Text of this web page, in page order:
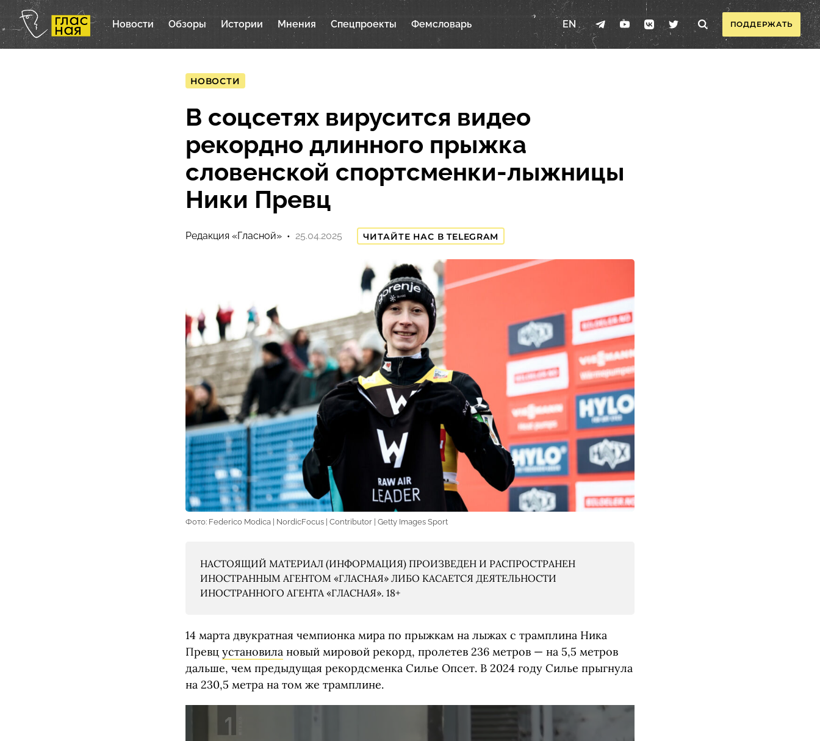
Новости Обзоры Истории Мнения Спецпроекты Фемсловарь EN ПОДДЕРЖАТЬ
НОВОСТИ
В соцсетях вирусится видео
рекордно длинного прыжка
словенской спортсменки-лыжницы
Ники Превц
Редакция «Гласной» 25.04.2025 ЧИТАЙТЕ НАС В TELEGRAM
Фото: Federico Modica | NordicFocus | Contributor | Getty Images Sport
НАСТОЯЩИЙ МАТЕРИАЛ (ИНФОРМАЦИЯ) ПРОИЗВЕДЕН И РАСПРОСТРАНЕН
ИНОСТРАННЫМ АГЕНТОМ «ГЛАСНАЯ» ЛИБО КАСАЕТСЯ ДЕЯТЕЛЬНОСТИ
ИНОСТРАННОГО АГЕНТА «ГЛАСНАЯ». 18+
14 марта двукратная чемпионка мира по прыжкам на лыжах с трамплина Ника
Превц установила новый мировой рекорд, пролетев 236 метров — на 5,5 метров
дальше, чем предыдущая рекордсменка Силье Опсет. В 2024 году Силье прыгнула
на 230,5 метра на том же трамплине.